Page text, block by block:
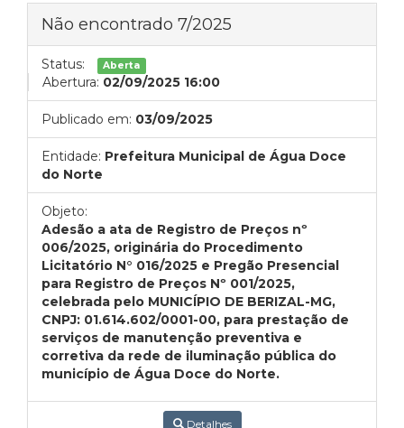
Não encontrado 7/2025
Status: Aberta
Abertura: 02/09/2025 16:00
Publicado em: 03/09/2025
Entidade: Prefeitura Municipal de Água Doce
do Norte
Objeto:
Adesão a ata de Registro de Preços nº
006/2025, originária do Procedimento
Licitatório N° 016/2025 e Pregão Presencial
para Registro de Preços Nº 001/2025,
celebrada pelo MUNICÍPIO DE BERIZAL-MG,
CNPJ: 01.614.602/0001-00, para prestação de
serviços de manutenção preventiva e
corretiva da rede de iluminação pública do
município de Água Doce do Norte.
Detalhes